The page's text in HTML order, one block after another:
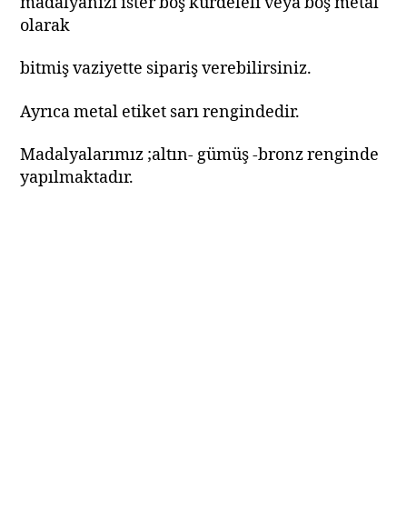
olarak
bitmiş vaziyette sipariş verebilirsiniz.
Ayrıca metal etiket sarı rengindedir.
Madalyalarımız ;altın- gümüş -bronz renginde
yapılmaktadır.